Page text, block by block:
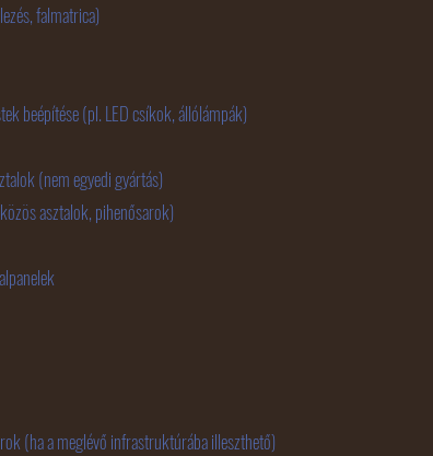
falmatrica)
beépítése (pl. LED csíkok, állólámpák)
(nem egyedi gyártás)
asztalok, pihenősarok)
(ha a meglévő infrastruktúrába illeszthető)